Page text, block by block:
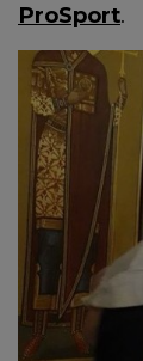
ProSport.